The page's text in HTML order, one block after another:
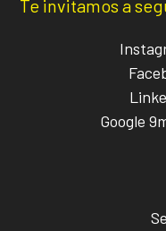
Te invitamos a
Google